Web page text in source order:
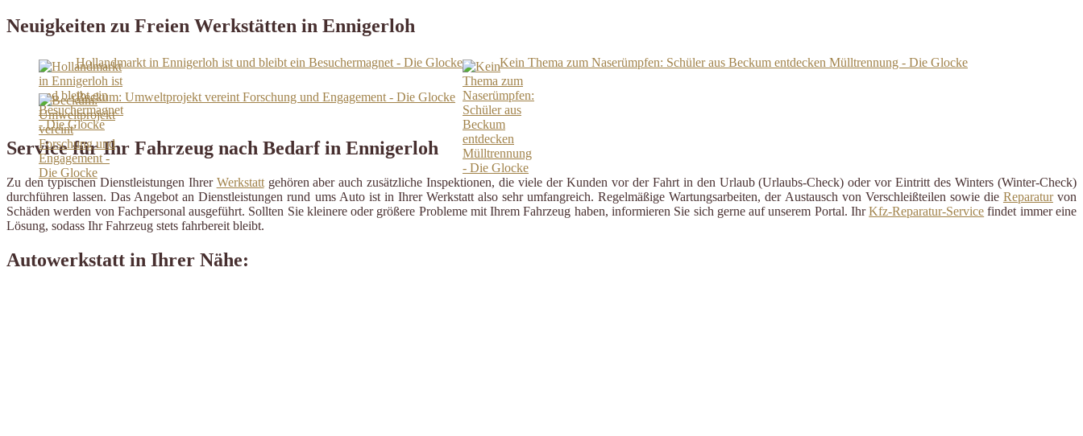
Neuigkeiten zu Freien Werkstätten in Ennigerloh
Hollandmarkt in Ennigerloh ist und bleibt ein Besuchermagnet - Die Glocke Kein Thema zum Naserümpfen: Schüler aus Beckum entdecken Mülltrennung - Die Glocke
Beckum: Umweltprojekt vereint Forschung und Engagement - Die Glocke
Service für Ihr Fahrzeug nach Bedarf in Ennigerloh
Zu den typischen Dienstleistungen Ihrer Werkstattgehören aber auch zusätzliche Inspektionen, die viele der Kunden vor der Fahrt in den Urlaub (Urlaubs-Check) oder vor Eintritt des Winters (Winter-Check)
durchführen lassen. Das Angebot an Dienstleistungen rund ums Auto ist in Ihrer Werkstatt also sehr umfangreich. Regelmäßige Wartungsarbeiten, der Austausch von Verschleißteilen sowie die Reparaturvon
Schäden werden von Fachpersonal ausgeführt. Sollten Sie kleinere oder größere Probleme mit Ihrem Fahrzeug haben, informieren Sie sich gerne auf unserem Portal. IhrKfz-Reparatur-Service findet immer eine
Lösung, sodass Ihr Fahrzeug stets fahrbereit bleibt.
Autowerkstatt in Ihrer Nähe: